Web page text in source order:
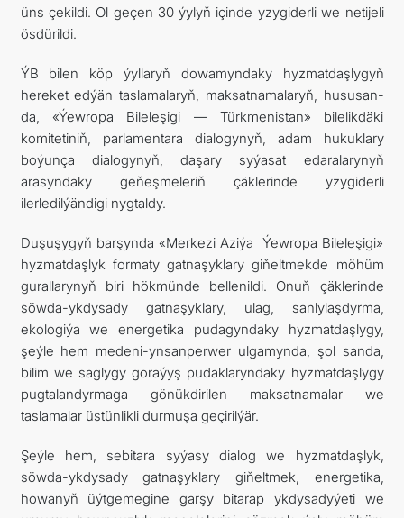
üns çekildi. Ol geçen 30 ýylyň içinde yzygiderli we netijeli
ösdürildi.
ÝB bilen köp ýyllaryň dowamyndaky hyzmatdaşlygyň
hereket edýän taslamalaryň, maksatnamalaryň, hususan-
da, «Ýewropa Bileleşigi — Türkmenistan» bilelikdäki
komitetiniň, parlamentara dialogynyň, adam hukuklary
boýunça dialogynyň, daşary syýasat edaralarynyň
arasyndaky geňeşmeleriň çäklerinde yzygiderli
ilerledilýändigi nygtaldy.
Duşuşygyň barşynda «Merkezi Aziýa ­ Ýewropa Bileleşigi»
hyzmatdaşlyk formaty gatnaşyklary giňeltmekde möhüm
gurallarynyň biri hökmünde bellenildi. Onuň çäklerinde
söwda-ykdysady gatnaşyklary, ulag, sanlylaşdyrma,
ekologiýa we energetika pudagyndaky hyzmatdaşlygy,
şeýle hem medeni-ynsanperwer ulgamynda, şol sanda,
bilim we saglygy goraýyş pudaklaryndaky hyzmatdaşlygy
pugtalandyrmaga gönükdirilen maksatnamalar we
taslamalar üstünlikli durmuşa geçirilýär.
Şeýle hem, sebitara syýasy dialog we hyzmatdaşlyk,
söwda-ykdysady gatnaşyklary giňeltmek, energetika,
howanyň üýtgemegine garşy bitarap ykdysadyýeti we